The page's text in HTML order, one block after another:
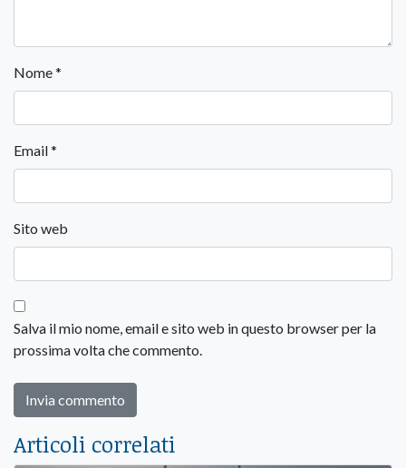
Nome*
Email*
Sito web
Salva il mio nome, email e sito web in questo browser per la
prossima volta che commento.
Articoli correlati